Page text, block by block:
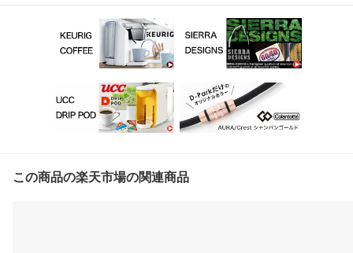
この商品の楽天市場の関連商品